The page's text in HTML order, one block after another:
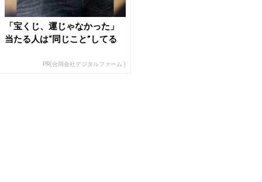
「宝くじ、運じゃなかった」
当たる人は“同じこと”してる
PR(合同会社デジタルファーム )